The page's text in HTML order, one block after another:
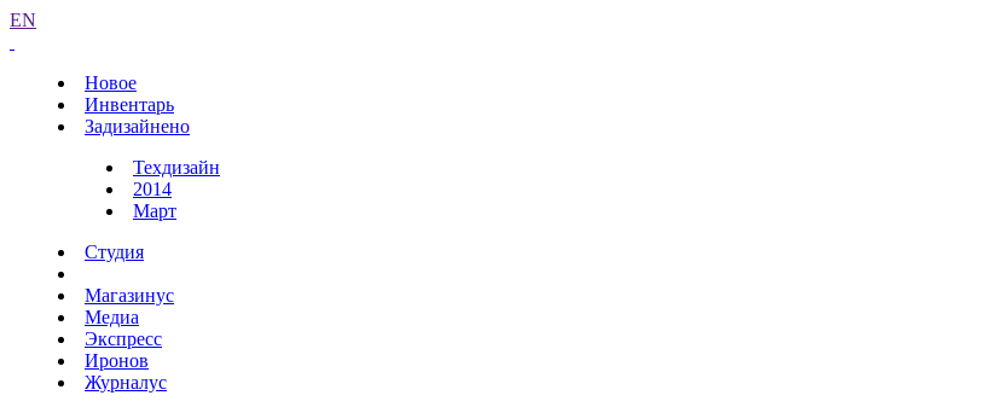
EN
Новое
Инвентарь
Задизайнено
Техдизайн
2014
Март
Студия
Магазинус
Медиа
Экспресс
Иронов
Журналус